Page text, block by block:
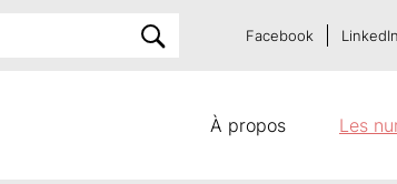
À propos Les
Facebook LinkedIn